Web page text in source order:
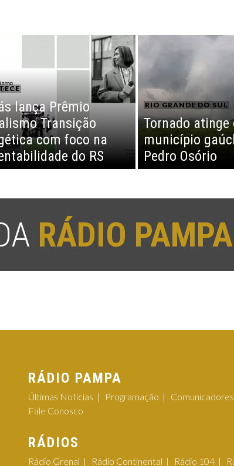
lança Prêmio
Transição
com foco na
do RS
RIO GRANDE DO SUL
Tornado atinge
município
Pedro Osório
RÁDIO PAMPA
RÁDIO PAMPA
Últimas Notícias Programação Comunicadores
Fale Conosco
RÁDIOS
Rádio Grenal Rádio Continental Rádio 104